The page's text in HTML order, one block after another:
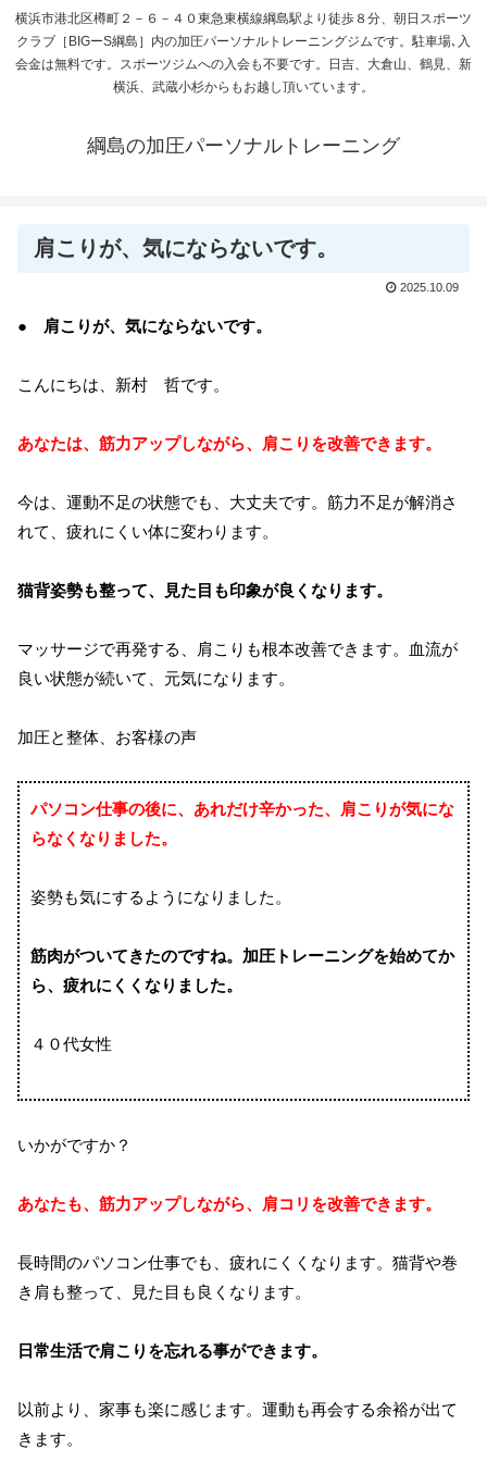
横浜市港北区樽町２－６－４０東急東横線綱島駅より徒歩８分、朝日スポーツ
クラブ［BIGーS綱島］内の加圧パーソナルトレーニングジムです。駐車場､入
会金は無料です。スポーツジムへの入会も不要です。日吉、大倉山、鶴見、新
横浜、武蔵小杉からもお越し頂いています。
綱島の加圧パーソナルトレーニング
肩こりが、気にならないです。
2025.10.09
● 肩こりが、気にならないです。
こんにちは、新村 哲です。
あなたは、筋力アップしながら、肩こりを改善できます。
今は、運動不足の状態でも、大丈夫です。筋力不足が解消さ
れて、疲れにくい体に変わります。
猫背姿勢も整って、見た目も印象が良くなります。
マッサージで再発する、肩こりも根本改善できます。血流が
良い状態が続いて、元気になります。
加圧と整体、お客様の声
パソコン仕事の後に、あれだけ辛かった、肩こりが気にな
らなくなりました。
姿勢も気にするようになりました。
筋肉がついてきたのですね。加圧トレーニングを始めてか
ら、疲れにくくなりました。
４０代女性
いかがですか？
あなたも、筋力アップしながら、肩コリを改善できます。
長時間のパソコン仕事でも、疲れにくくなります。猫背や巻
き肩も整って、見た目も良くなります。
日常生活で肩こりを忘れる事ができます。
以前より、家事も楽に感じます。運動も再会する余裕が出て
きます。